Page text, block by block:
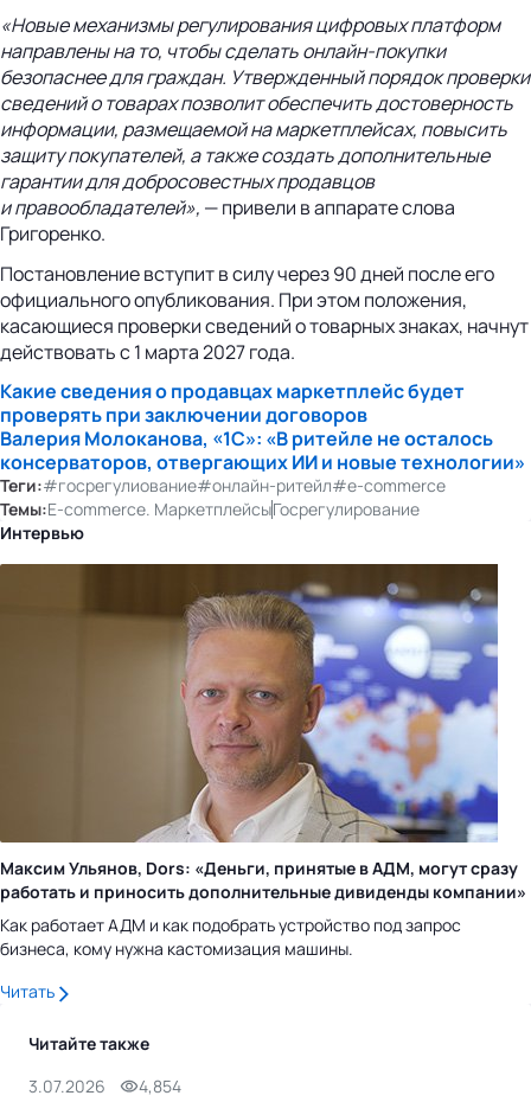
«Новые механизмы регулирования цифровых платформ
направлены на то, чтобы сделатьонлайн-покупки
безопаснее для граждан. Утвержденный порядок проверки
сведений о товарах позволит обеспечить достоверность
информации, размещаемой на маркетплейсах, повысить
защиту покупателей, а также создать дополнительные
гарантии для добросовестных продавцов
и правообладателей», — привели в аппарате слова
Григоренко.
Постановление вступит в силу через 90 дней после его
официального опубликования. При этом положения,
касающиеся проверки сведений о товарных знаках, начнут
действовать с 1 марта 2027 года.
Какие сведения о продавцах маркетплейс будет
проверять при заключении договоров
Валерия Молоканова, «1С»: «В ритейле не осталось
консерваторов, отвергающих ИИ и новые технологии»
Теги:#госрегулиование#онлайн-ритейл#e-commerce
Темы:E-commerce. МаркетплейсыГосрегулирование
Интервью
Максим Ульянов, Dors: «Деньги, принятые в АДМ, могут сразу
работать и приносить дополнительные дивиденды компании»
Как работает АДМ и как подобрать устройство под запрос
бизнеса, кому нужна кастомизация машины.
Читать
Читайте также
3.07.2026
4,854